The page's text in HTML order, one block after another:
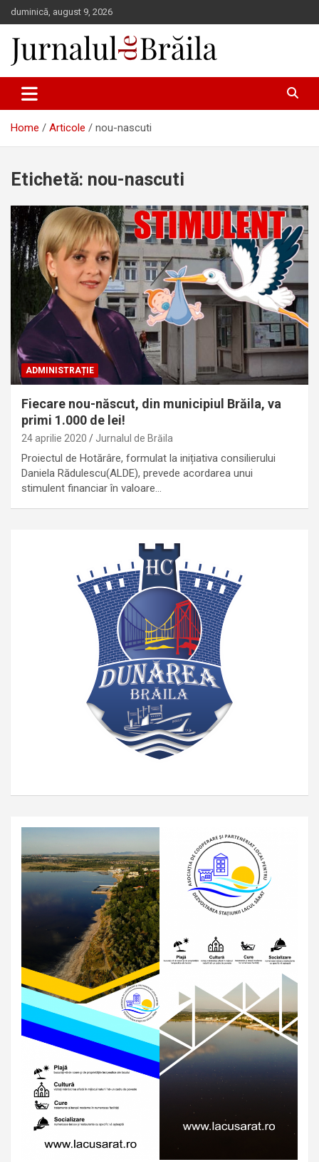
Skip
to
content
duminică, august 9, 2026
Jurnalul de Brăila
Home Articole nou-nascuti
Etichetă: nou-nascuti
ADMINISTRAȚIE
Fiecare nou-născut, din municipiul Brăila, va
primi 1.000 de lei!
24 aprilie 2020 Jurnalul de Brăila
Proiectul de Hotărâre, formulat la inițiativa consilierului
Daniela Rădulescu(ALDE), prevede acordarea unui
stimulent financiar în valoare…